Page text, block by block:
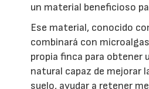
un material beneficioso
Ese material, conocido
combinará con
propia finca para obtener
natural capaz de mejorar
suelo, ayudar a retener